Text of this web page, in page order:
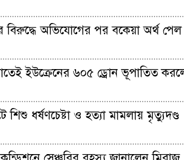
বিরুদ্ধে অভিযোগের পর বকেয়া অর্থ পেল
ইউক্রেনের ৬০৫ ড্রোন ভূপাতিত
শিশু ধর্ষণচেষ্টা ও হত্যা মামলায় মৃত্যুদণ্ড